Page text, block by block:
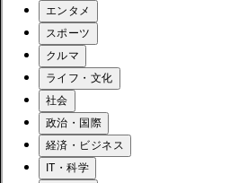
エンタメ
スポーツ
クルマ
ライフ・文化
社会
政治・国際
経済・ビジネス
IT・科学